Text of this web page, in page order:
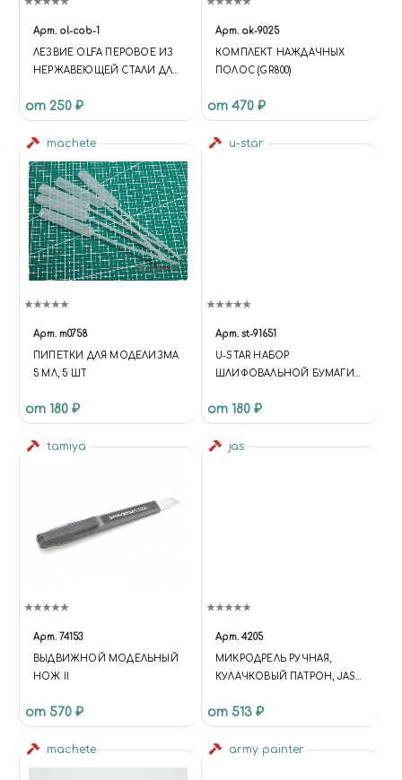
Арт. ol-cob-1
ЛЕЗВИЕ OLFA ПЕРОВОЕ ИЗ
НЕРЖАВЕЮЩЕЙ СТАЛИ ДЛЯ
от 250 ₽
Арт. ak-9025
КОМПЛЕКТ НАЖДАЧНЫХ
ПОЛОС (GR800)
от 470 ₽
machete
Арт. m0758
ПИПЕТКИ ДЛЯ МОДЕЛИЗМА
5 МЛ, 5 ШТ
от 180 ₽
u-star
Арт. st-91651
U-STAR НАБОР
ШЛИФОВАЛЬНОЙ БУМАГИ
30ШТ)
от 180 ₽
tamiya
Арт. 74153
ВЫДВИЖНОЙ МОДЕЛЬНЫЙ
НОЖ II
от 570 ₽
jas
Арт. 4205
МИКРОДРЕЛЬ РУЧНАЯ,
КУЛАЧКОВЫЙ ПАТРОН, JAS
от 513 ₽
machete army painter